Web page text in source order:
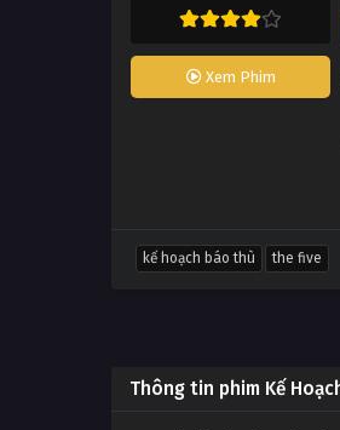
Xem Phim
kế hoạch báo thù the five
Thông tin phim Kế